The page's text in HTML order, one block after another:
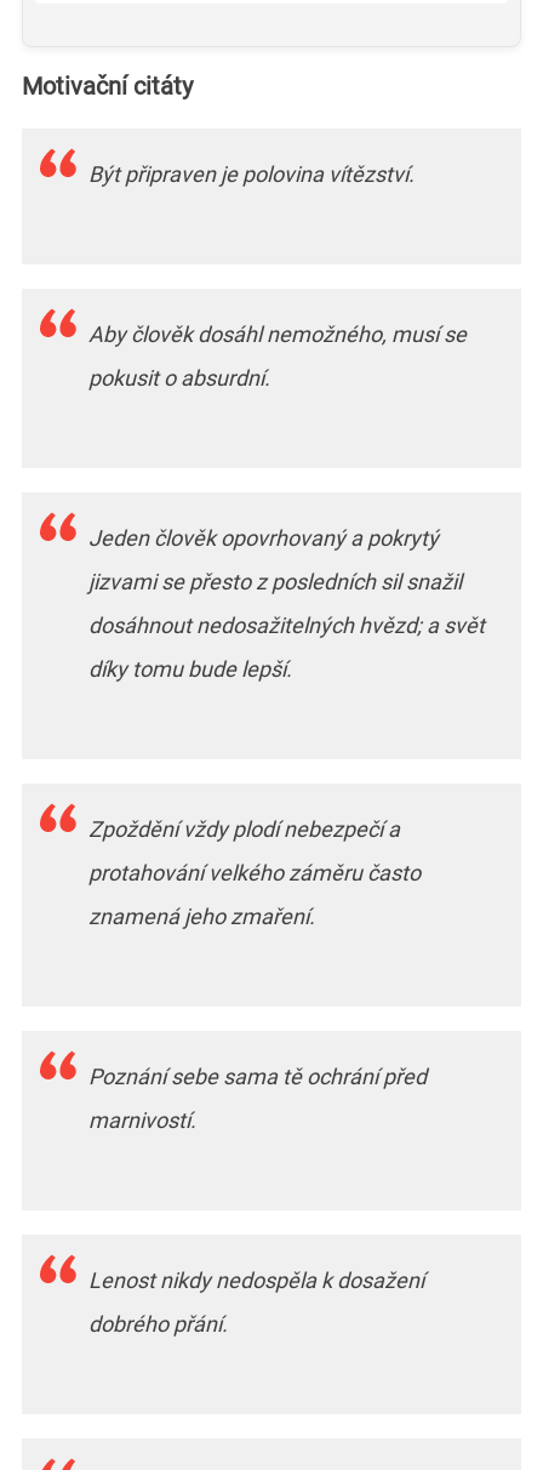
Motivační citáty
Být připraven je polovina vítězství.
Aby člověk dosáhl nemožného, musí se
pokusit o absurdní.
Jeden člověk opovrhovaný a pokrytý
jizvami se přesto z posledních sil snažil
dosáhnout nedosažitelných hvězd; a svět
díky tomu bude lepší.
Zpoždění vždy plodí nebezpečí a
protahování velkého záměru často
znamená jeho zmaření.
Poznání sebe sama tě ochrání před
marnivostí.
Lenost nikdy nedospěla k dosažení
dobrého přání.